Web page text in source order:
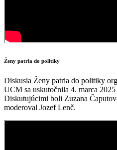
Ženy patria do politiky
Diskusia Ženy patria do politiky
UCM sa uskutočnila 4. marca
Diskutujúcimi boli Zuzana
moderoval Jozef Lenč.